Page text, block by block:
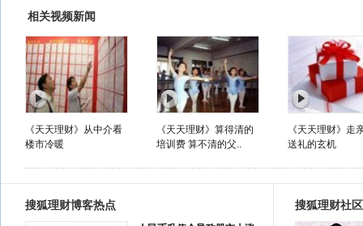
相关视频新闻
《天天理财》从中介看
楼市冷暖
《天天理财》算得清的
培训费 算不清的父..
《天天理财》走
送礼的玄机
搜狐理财博客热点 搜狐理财社